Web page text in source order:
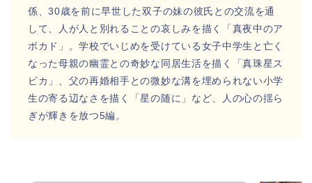
係、30歳を前に早世した双子の妹の彼氏との交流を通
して、人が人と別れることの哀しみを描く「真夜中のア
ボカド」。学校でいじめを受けている女子中学生と亡く
なった母親の幽霊との奇妙な同居生活を描く「真珠星ス
ピカ」、父の再婚相手との微妙な溝を埋められない小学
生の寄る辺なさを描く「星の随に」など、人の心の揺ら
ぎが輝きを放つ5編。